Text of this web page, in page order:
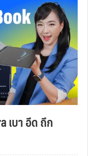
เบา อึด ถึก